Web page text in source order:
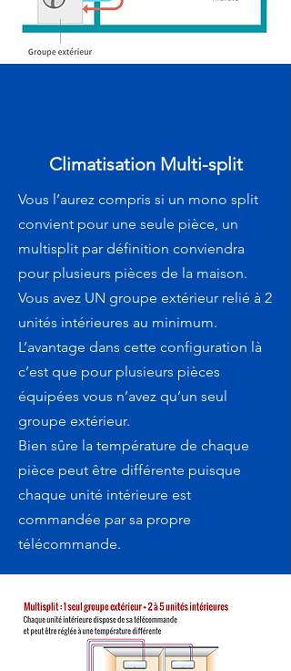
Climatisation Multi-split
Vous l’aurez compris si un mono split
convient pour une seule pièce, un
multisplit par définition conviendra
pour plusieurs pièces de la maison.
Vous avez UN groupe extérieur relié à 2
unités intérieures au minimum.
L’avantage dans cette configuration là
c’est que pour plusieurs pièces
équipées vous n’avez qu’un seul
groupe extérieur.
Bien sûre la température de chaque
pièce peut être différente puisque
chaque unité intérieure est
commandée par sa propre
télécommande.